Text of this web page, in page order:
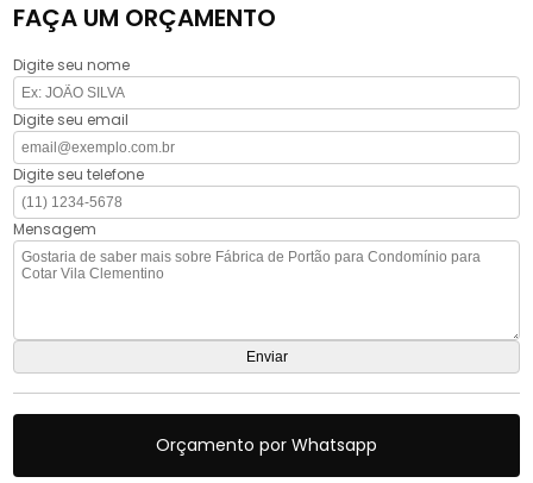
FAÇA UM ORÇAMENTO
Digite seu nome
Digite seu email
Digite seu telefone
Mensagem
Orçamento por Whatsapp